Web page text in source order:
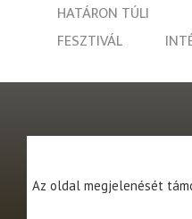
HATÁRON TÚLI
FESZTIVÁL
Az oldal megjelenését